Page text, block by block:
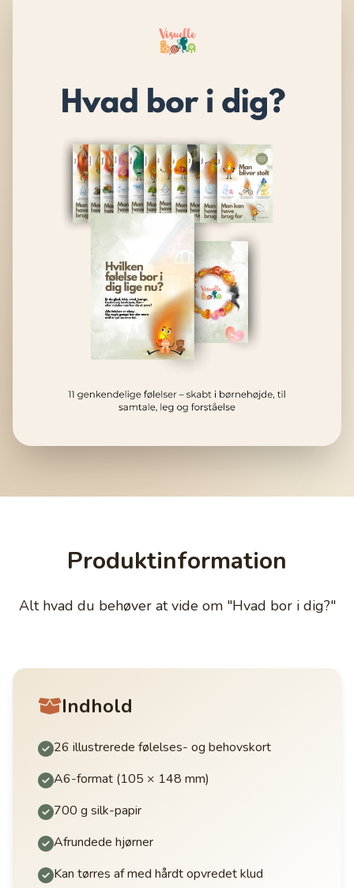
Produktinformation
Alt hvad du behøver at vide om "Hvad bor i dig?"
Indhold
26 illustrerede følelses- og behovskort
A6-format (105 × 148 mm)
700 g silk-papir
Afrundede hjørner
Kan tørres af med hårdt opvredet klud